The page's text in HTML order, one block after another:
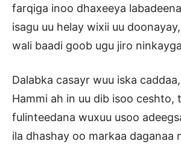
farqiga inoo dhaxeeya
isagu uu helay wixii uu
wali baadi goob ugu jiro
Dalabka casayr wuu iska
Hammi ah in uu dib isoo ceshto,
fulinteedana wuxuu usoo
ila dhashay oo markaa daganaa